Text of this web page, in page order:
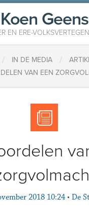
Koen Geens
EN ERE-
/ IN DE MEDIA /
VAN EEN
2018 10:24 • De